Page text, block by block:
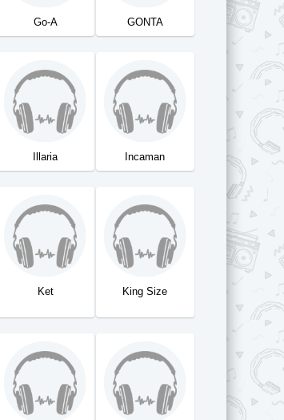
Go-A GONTA
Illaria Incaman
Ket King Size